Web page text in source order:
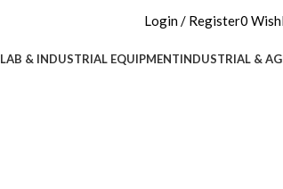
Login / Register0
LAB & INDUSTRIAL EQUIPMENTINDUSTRIAL &